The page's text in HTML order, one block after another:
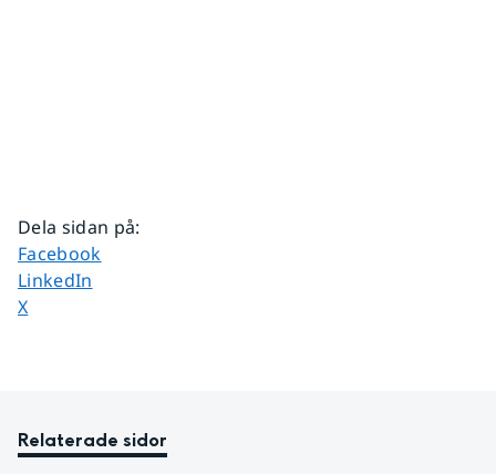
Dela sidan på:
Dela sidan på
Facebook
Dela sidan på
LinkedIn
Dela sidan på
X
Relaterade sidor